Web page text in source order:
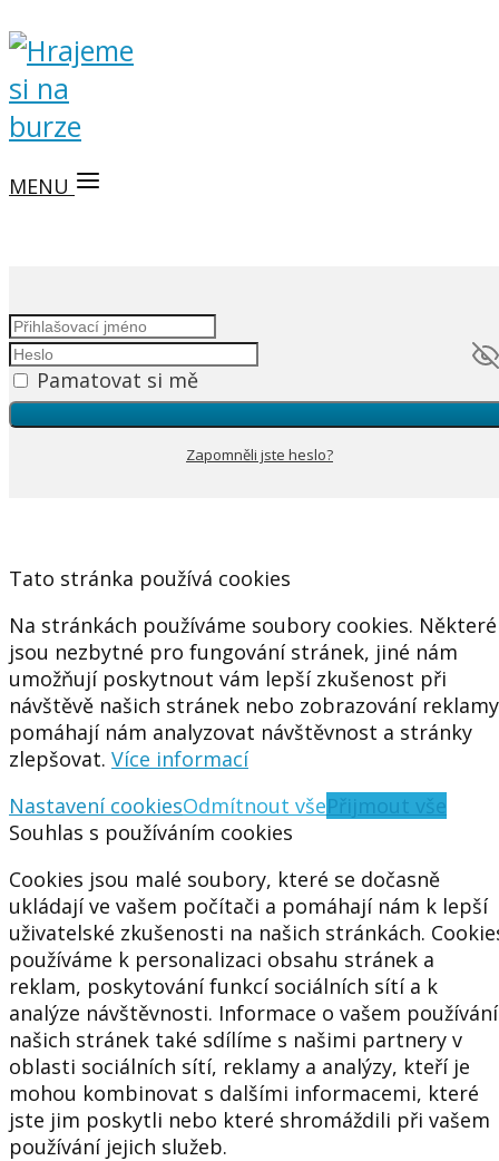
MENU
Pamatovat si mě
Zapomněli jste heslo?
Tato stránka používá cookies
Na stránkách používáme soubory cookies. Některé
jsou nezbytné pro fungování stránek, jiné nám
umožňují poskytnout vám lepší zkušenost při
návštěvě našich stránek nebo zobrazování
pomáhají nám analyzovat návštěvnost a stránky
zlepšovat. Více informací
Nastavení cookiesOdmítnout všePřijmout vše
Souhlas s používáním cookies
Cookies jsou malé soubory, které se dočasně
ukládají ve vašem počítači a pomáhají nám k lepší
uživatelské zkušenosti na našich stránkách.
používáme k personalizaci obsahu stránek a
reklam, poskytování funkcí sociálních sítí a k
analýze návštěvnosti. Informace o vašem používání
našich stránek také sdílíme s našimi partnery v
oblasti sociálních sítí, reklamy a analýzy, kteří je
mohou kombinovat s dalšími informacemi, které
jste jim poskytli nebo které shromáždili při vašem
používání jejich služeb.